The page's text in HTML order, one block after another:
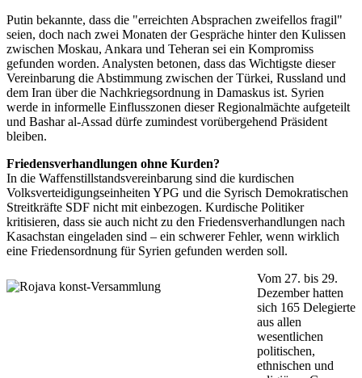
Putin bekannte, dass die "erreichten Absprachen zweifellos fragil"
seien, doch nach zwei Monaten der Gespräche hinter den Kulissen
zwischen Moskau, Ankara und Teheran sei ein Kompromiss
gefunden worden. Analysten betonen, dass das Wichtigste dieser
Vereinbarung die Abstimmung zwischen der Türkei, Russland und
dem Iran über die Nachkriegsordnung in Damaskus ist. Syrien
werde in informelle Einflusszonen dieser Regionalmächte aufgeteilt
und Bashar al-Assad dürfe zumindest vorübergehend Präsident
bleiben.
Friedensverhandlungen ohne Kurden?
In die Waffenstillstandsvereinbarung sind die kurdischen
Volksverteidigungseinheiten YPG und die Syrisch Demokratischen
Streitkräfte SDF nicht mit einbezogen. Kurdische Politiker
kritisieren, dass sie auch nicht zu den Friedensverhandlungen nach
Kasachstan eingeladen sind – ein schwerer Fehler, wenn wirklich
eine Friedensordnung für Syrien gefunden werden soll.
Vom 27. bis 29.
Dezember hatten
sich 165 Delegierte
aus allen
wesentlichen
politischen,
ethnischen und